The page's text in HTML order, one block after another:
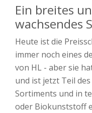
Ein breites
wachsendes
Heute ist die
immer noch eines
von HL - aber sie
und ist jetzt Teil des
Sortiments und in
oder Biokunststoff